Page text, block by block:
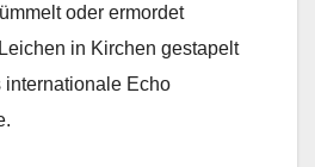
oder ermordet
in Kirchen gestapelt
Echo